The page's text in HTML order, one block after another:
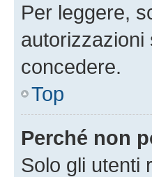
Per leggere,
autorizzazioni
concedere.
Top
Perché non
Solo gli utenti